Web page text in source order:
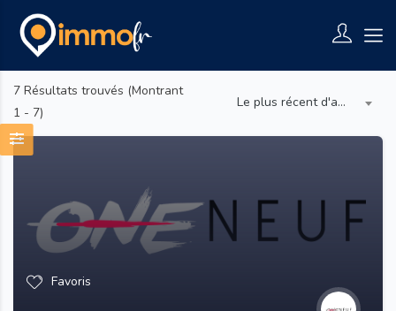
7 Résultats trouvés (Montrant
1 - 7)
Le plus récent d'abord
Favoris